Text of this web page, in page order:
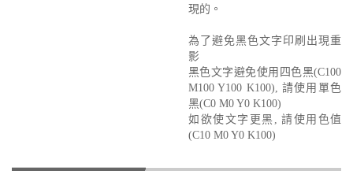
現的。
為了避免黑色文字印刷出現重
影
黑色文字避免使用四色黑(C100
M100 Y100 K100), 請使用單色
黑(C0 M0 Y0 K100)
如欲使文字更黑, 請使用色值
(C10 M0 Y0 K100)